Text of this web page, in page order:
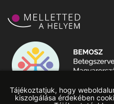
Tájékoztatjuk, hogy
kiszolgálása érdekében